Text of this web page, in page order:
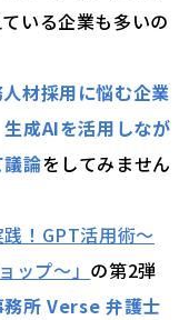
いる企業も多いの
材採用に悩む企業
成AIを活用しなが
論をしてみません
践！GPT活用術～
プ～」 の第2弾
務所 Verse 弁護士